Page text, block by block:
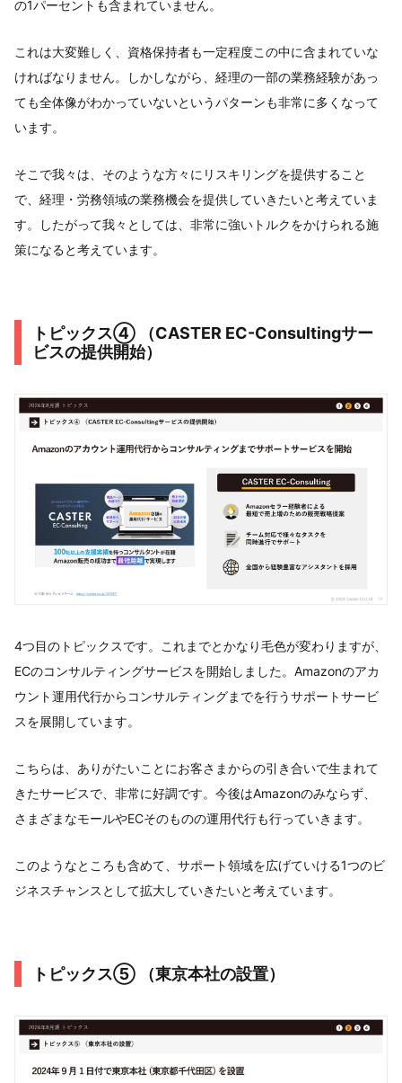
の1パーセントも含まれていません。
これは大変難しく、資格保持者も一定程度この中に含まれていな
ければなりません。しかしながら、経理の一部の業務経験があっ
ても全体像がわかっていないというパターンも非常に多くなって
います。
そこで我々は、そのような方々にリスキリングを提供すること
で、経理・労務領域の業務機会を提供していきたいと考えていま
す。したがって我々としては、非常に強いトルクをかけられる施
策になると考えています。
トピックス④ （CASTER EC-Consultingサー
ビスの提供開始）
4つ目のトピックスです。これまでとかなり毛色が変わりますが、
ECのコンサルティングサービスを開始しました。Amazonのアカ
ウント運用代行からコンサルティングまでを行うサポートサービ
スを展開しています。
こちらは、ありがたいことにお客さまからの引き合いで生まれて
きたサービスで、非常に好調です。今後はAmazonのみならず、
さまざまなモールやECそのものの運用代行も行っていきます。
このようなところも含めて、サポート領域を広げていける1つのビ
ジネスチャンスとして拡大していきたいと考えています。
トピックス⑤ （東京本社の設置）